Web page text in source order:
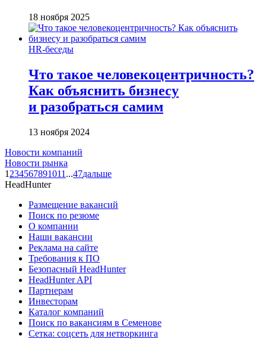
18 ноября 2025
HR-беседы
Что такое человеко­центричность?
Как объяснить бизнесу
и разобраться самим
13 ноября 2024
Новости компаний
Новости рынка
1 234567891011 ...47дальше
HeadHunter
Размещение вакансий
Поиск по резюме
О компании
Наши вакансии
Реклама на сайте
Требования к ПО
Безопасный HeadHunter
HeadHunter API
Партнерам
Инвесторам
Каталог компаний
Поиск по вакансиям в Семенове
Сетка: соцсеть для нетворкинга